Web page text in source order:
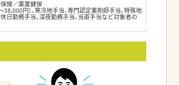
険／薬業健保
円）、寒冷地手当、専門認定薬剤師手当、特殊地
日勤務手当、深夜勤務手当、当直手当など対象者の